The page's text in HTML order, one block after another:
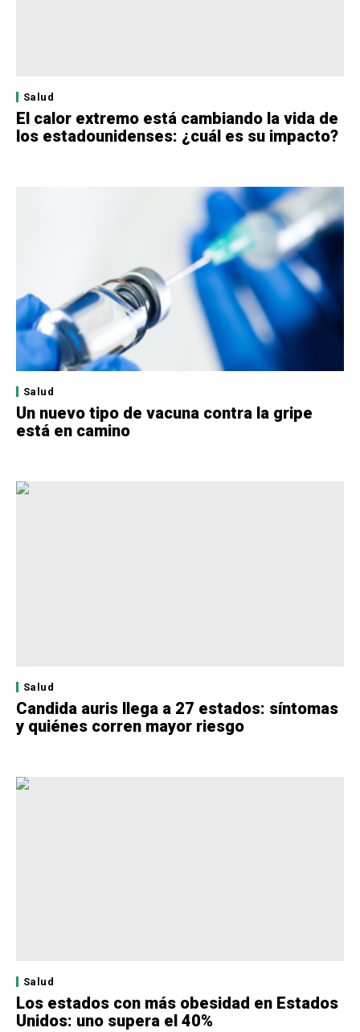
Salud
El calor extremo está cambiando la vida de
los estadounidenses: ¿cuál es su impacto?
Salud
Un nuevo tipo de vacuna contra la gripe
está en camino
Salud
Candida auris llega a 27 estados: síntomas
y quiénes corren mayor riesgo
Salud
Los estados con más obesidad en Estados
Unidos: uno supera el 40%